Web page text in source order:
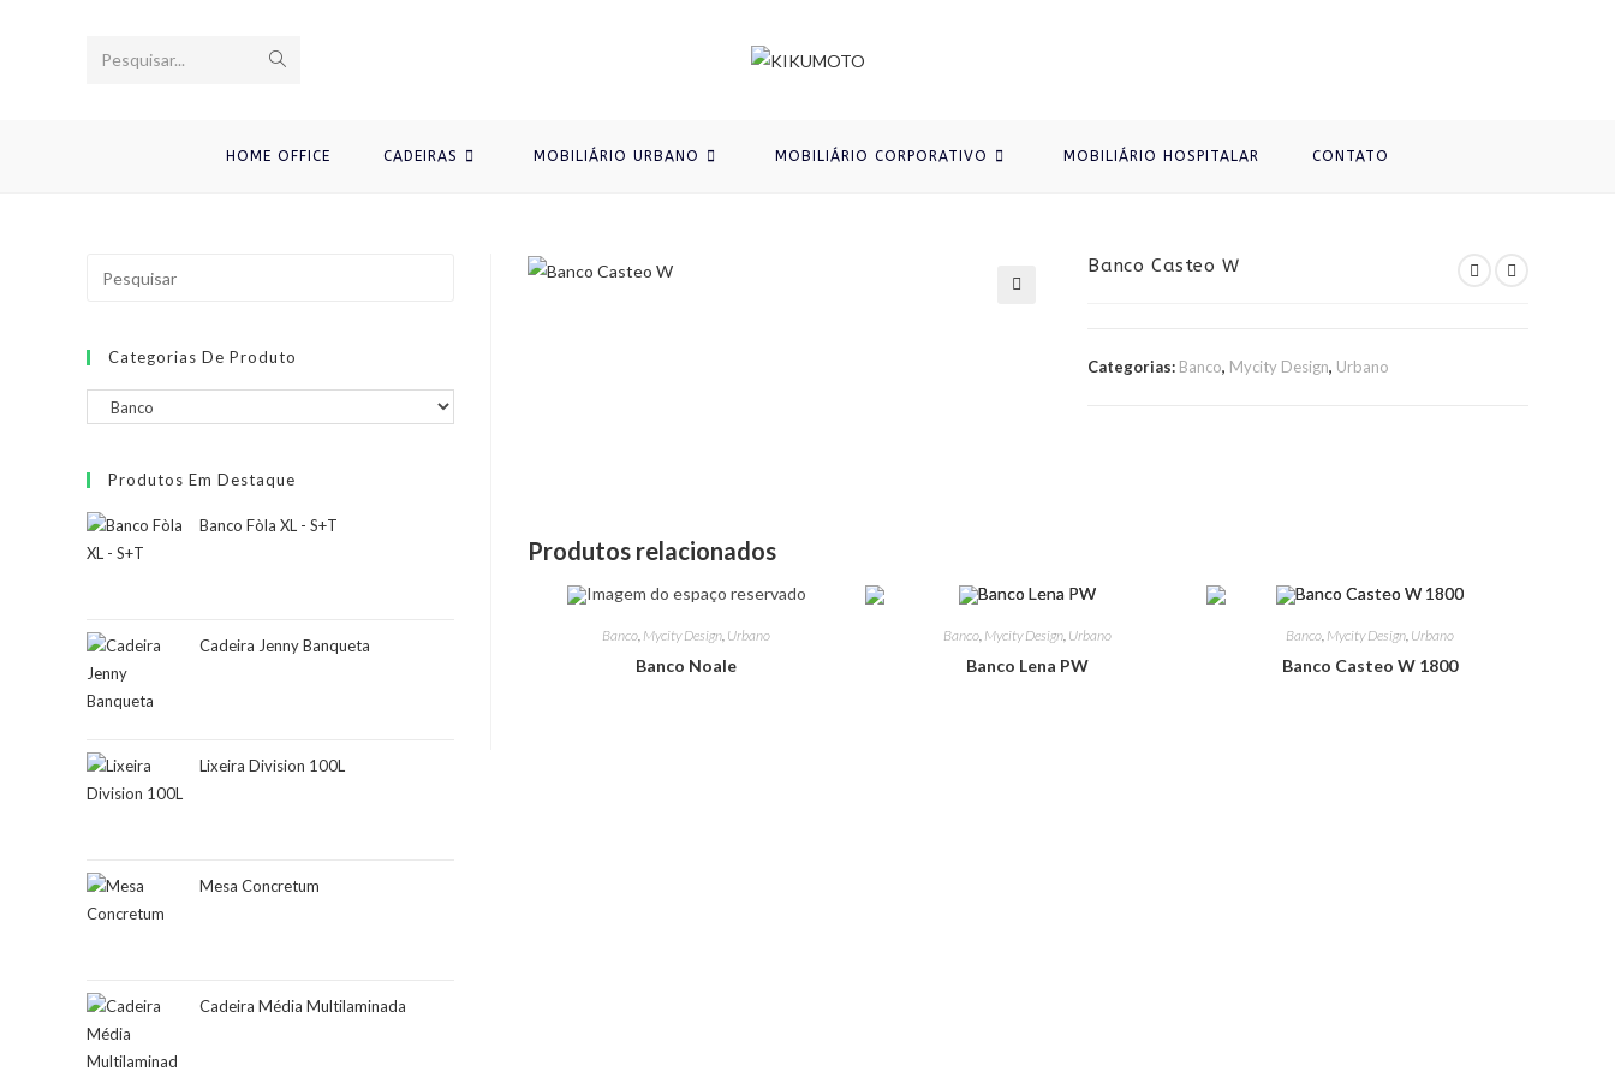
Pesquisar...
HOME OFFICE CADEIRAS MOBILIÁRIO URBANO MOBILIÁRIO CORPORATIVO MOBILIÁRIO HOSPITALAR CONTATO
Banco Casteo W
Categorias: Banco, Mycity Design, Urbano
Produtos relacionados
Banco, Mycity Design, Urbano
Banco Noale
Banco, Mycity Design, Urbano
Banco Lena PW
Banco, Mycity Design, Urbano
Banco Casteo W 1800
Categorias De Produto
Produtos Em Destaque
Banco Fòla XL - S+T
Cadeira Jenny Banqueta
Lixeira Division 100L
Mesa Concretum
Cadeira Média Multilaminada